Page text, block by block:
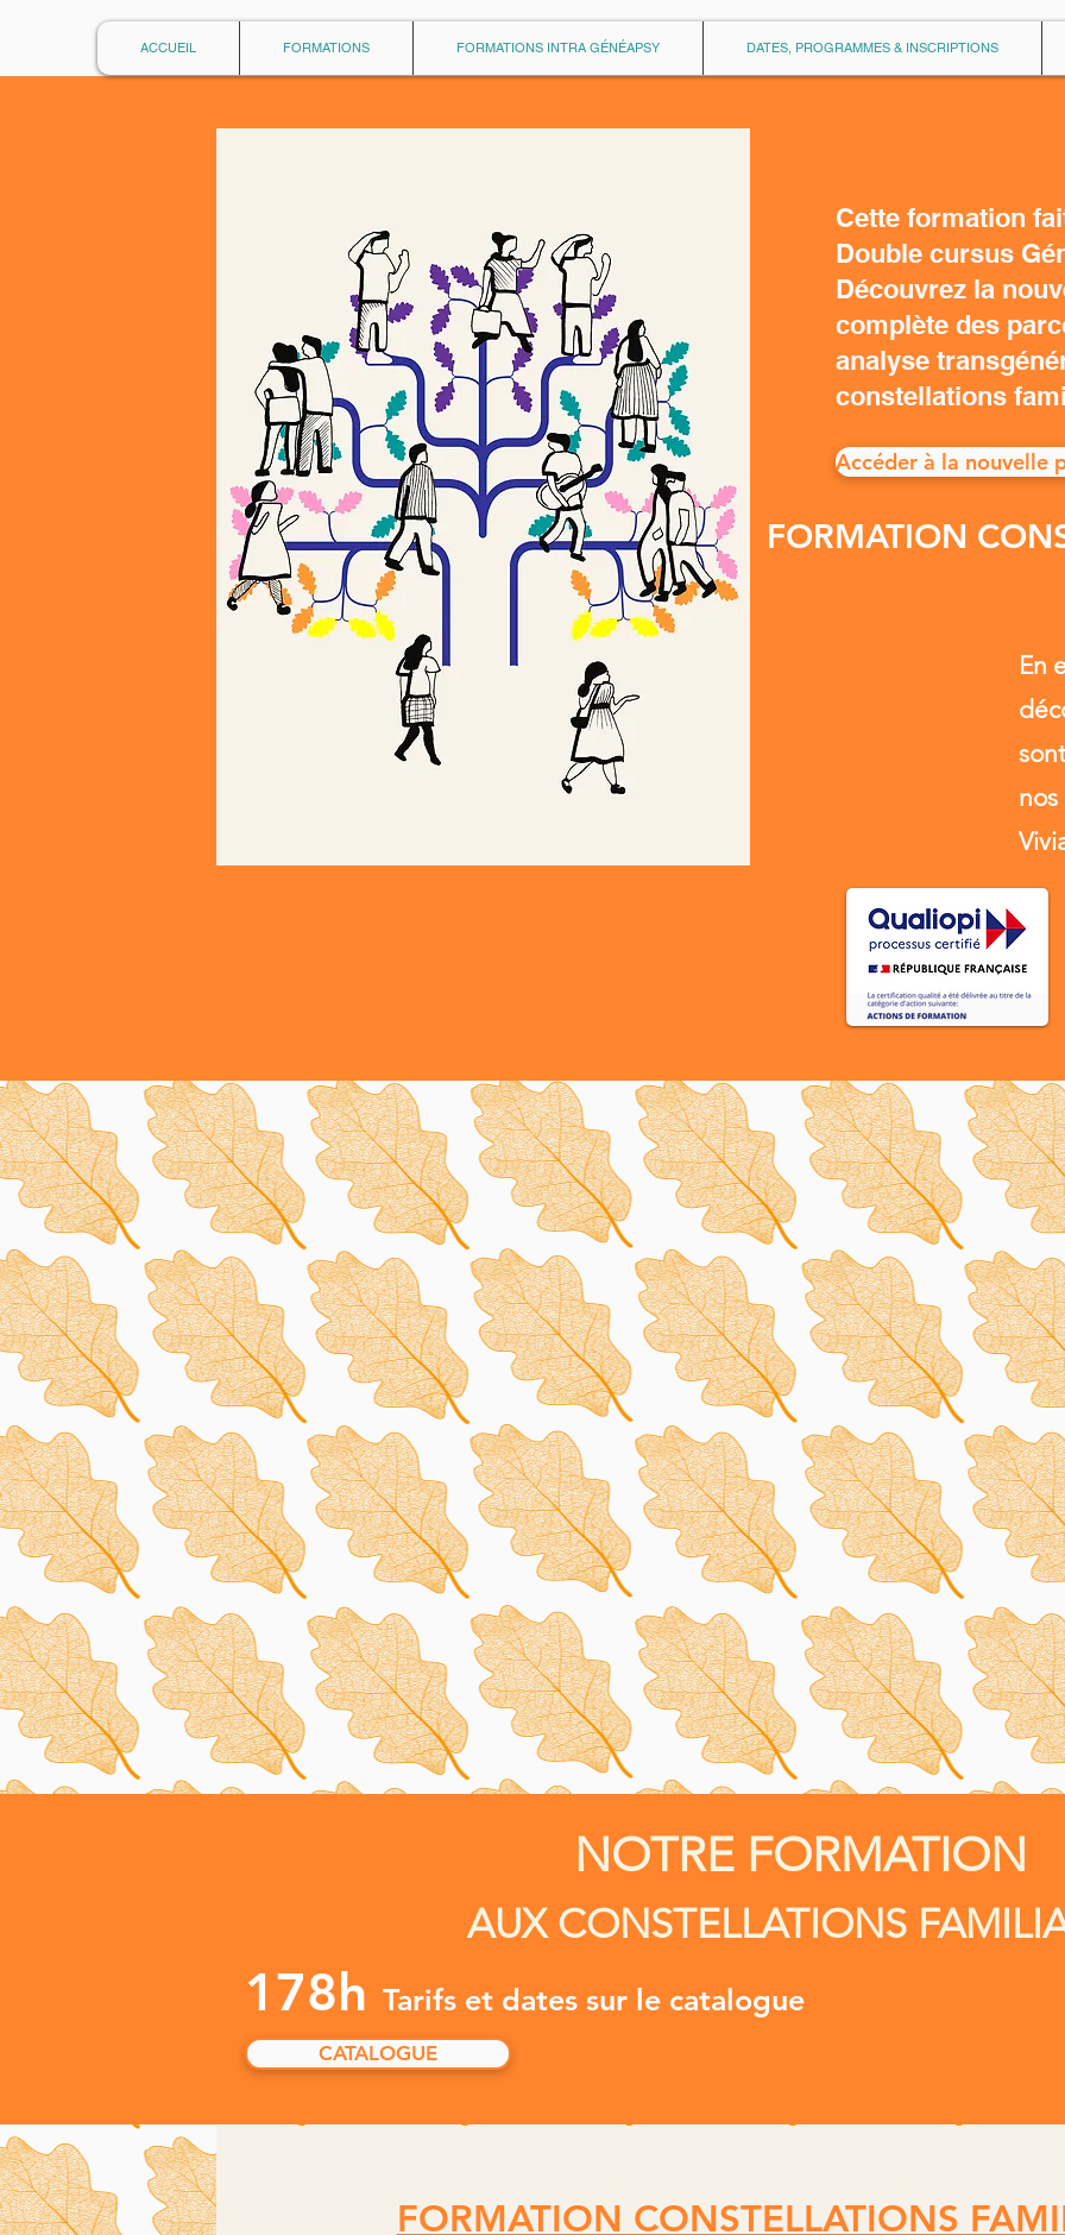
ACCUEIL FORMATIONS FORMATIONS INTRA GÉNÉAPSY DATES, PROGRAMMES & INSCRIPTIONS
Accéder à la nouvelle
FORMATION
En
nos
Cette formation
Double cursus
Découvrez la
complète des
analyse
constellations
NOTRE FORMATION
AUX CONSTELLATIONS
178h Tarifs et dates sur le catalogue
CATALOGUE
FORMATION CONSTELLATIONS